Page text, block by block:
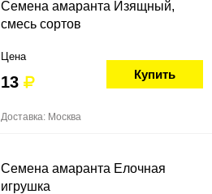
Семена амаранта Изящный,
смесь сортов
Цена
13 Купить
Доставка: Москва
Семена амаранта Елочная
игрушка